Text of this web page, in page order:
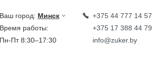
Ваш город: Минск
Время работы:
Пн-Пт 8:30–17:30
+375 44 777 14 57
+375 17 388 44 79
info@zuker.by